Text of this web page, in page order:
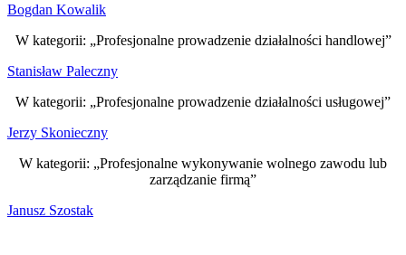
Bogdan Kowalik
W kategorii: „Profesjonalne prowadzenie działalności handlowej”
Stanisław Paleczny
W kategorii: „Profesjonalne prowadzenie działalności usługowej”
Jerzy Skonieczny
W kategorii: „Profesjonalne wykonywanie wolnego zawodu lub
zarządzanie firmą”
Janusz Szostak